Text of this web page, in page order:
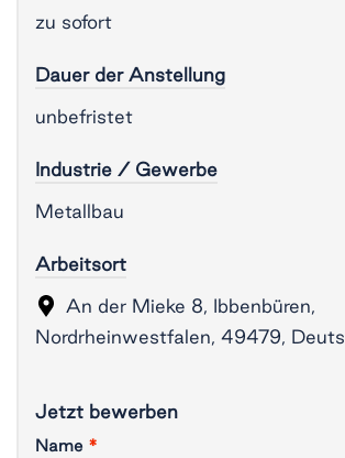
zu sofort
Dauer der Anstellung
unbefristet
Industrie / Gewerbe
Metallbau
Arbeitsort
An der Mieke 8, Ibbenbüren,
Nordrheinwestfalen, 49479,
Jetzt bewerben
Name *